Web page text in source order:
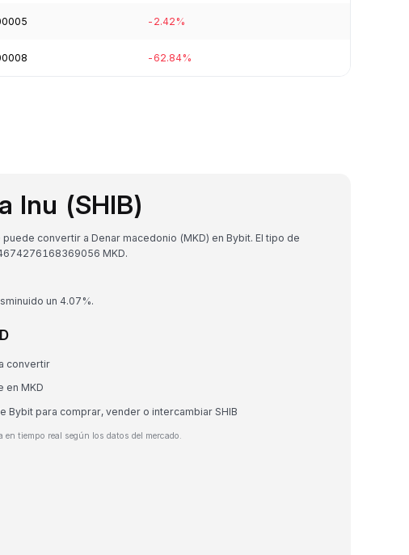
-2.42%
-62.84%
Inu (SHIB)
convertir a Denar macedonio (MKD) en Bybit. El tipo de
MKD.
un 4.07%.
convertir
en MKD
Bybit para comprar, vender o intercambiar SHIB
tiempo real según los datos del mercado.